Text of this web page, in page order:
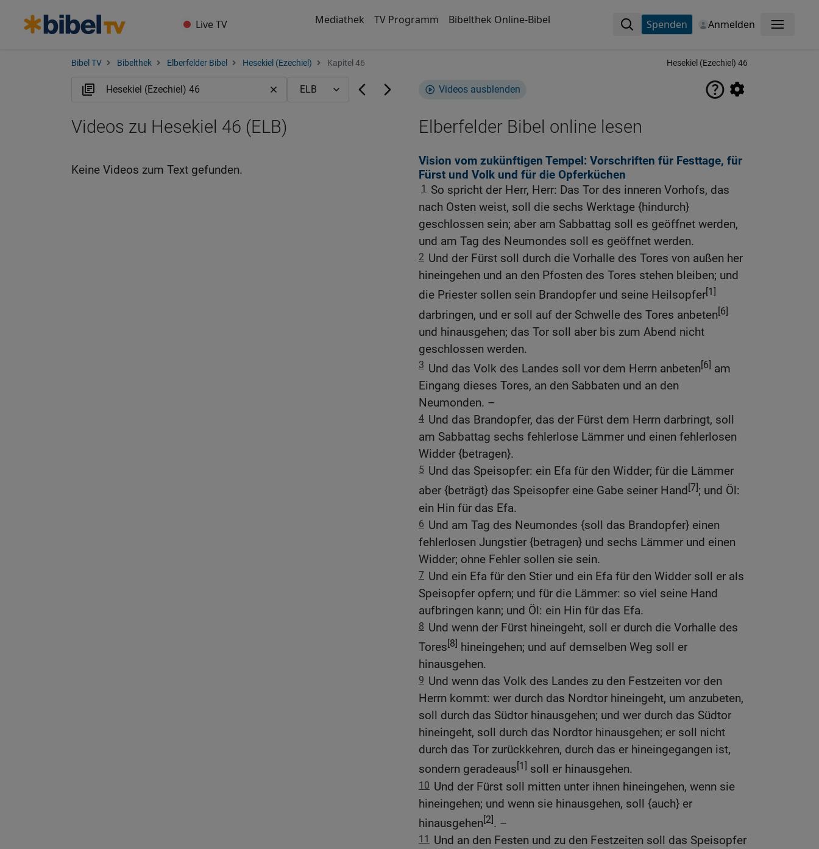
Live TV Mediathek TV Programm Bibelthek Online-Bibel Spenden Anmelden Menü
Bibel TV Bibelthek Elberfelder Bibel Hesekiel (Ezechiel) Kapitel 46 Hesekiel (Ezechiel) 46
Videos ausblenden
Elberfelder Bibel online lesen
Vision vom zukünftigen Tempel: Vorschriften für Festtage, für
Fürst und Volk und für die Opferküchen
1
So spricht der Herr, Herr: Das Tor des inneren Vorhofs, das
nach Osten weist, soll die sechs Werktage {hindurch}
geschlossen sein; aber am Sabbattag soll es geöffnet werden,
und am Tag des Neumondes soll es geöffnet werden.
2 Und der Fürst soll durch die Vorhalle des Tores von außen her
hineingehen und an den Pfosten des Tores stehen bleiben; und
die Priester sollen sein Brandopfer und seine Heilsopfer[1]
darbringen, und er soll auf der Schwelle des Tores anbeten[6]
und hinausgehen; das Tor soll aber bis zum Abend nicht
geschlossen werden.
3 Und das Volk des Landes soll vor dem Herrn anbeten[6] am
Eingang dieses Tores, an den Sabbaten und an den
Neumonden. –
4 Und das Brandopfer, das der Fürst dem Herrn darbringt, soll
am Sabbattag sechs fehlerlose Lämmer und einen fehlerlosen
Widder {betragen}.
5 Und das Speisopfer: ein Efa für den Widder; für die Lämmer
aber {beträgt} das Speisopfer eine Gabe seiner Hand[7]; und Öl:
ein Hin für das Efa.
6 Und am Tag des Neumondes {soll das Brandopfer} einen
fehlerlosen Jungstier {betragen} und sechs Lämmer und einen
Widder; ohne Fehler sollen sie sein.
7 Und ein Efa für den Stier und ein Efa für den Widder soll er als
Speisopfer opfern; und für die Lämmer: so viel seine Hand
aufbringen kann; und Öl: ein Hin für das Efa.
8 Und wenn der Fürst hineingeht, soll er durch die Vorhalle des
Tores[8] hineingehen; und auf demselben Weg soll er
hinausgehen.
9 Und wenn das Volk des Landes zu den Festzeiten vor den
Herrn kommt: wer durch das Nordtor hineingeht, um anzubeten,
soll durch das Südtor hinausgehen; und wer durch das Südtor
hineingeht, soll durch das Nordtor hinausgehen; er soll nicht
durch das Tor zurückkehren, durch das er hineingegangen ist,
sondern geradeaus[1] soll er hinausgehen.
10 Und der Fürst soll mitten unter ihnen hineingehen, wenn sie
hineingehen; und wenn sie hinausgehen, soll {auch} er
hinausgehen[2]. –
11 Und an den Festen und zu den Festzeiten soll das Speisopfer
Videos zu Hesekiel 46 (ELB)
Keine Videos zum Text gefunden.